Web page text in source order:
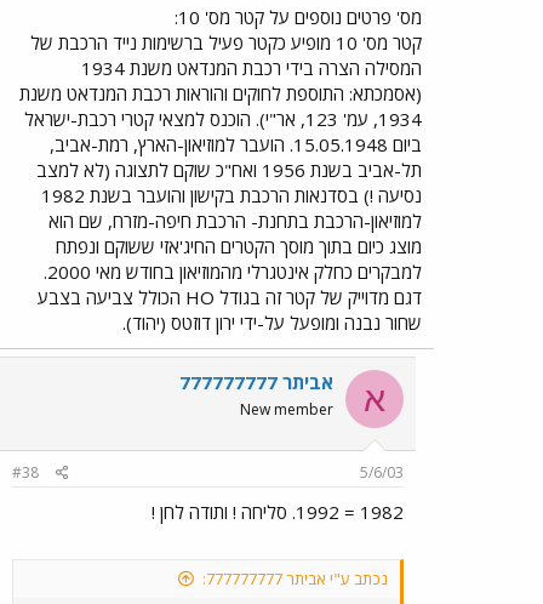
6-0 ומיכלי מים ודלק על הקטר עצמו (מה שמכונה קטר 'טנק')
במשך שירותם השתתפו קטרים מסוג זה בכל העבודות
האפשריות ברכבת החג'אזית -הקמת הקווים, רכבות בקו הראשי,
הרכבת הרשמית הראשונה שהגיעה לתחנת באר שבע, רכבת
סיור מיוחדת אחרי מלחמת העולם הראשונה לאורך הקו לדרום
ירדן ולסעודיה, עיתוק בכל הרשת וכיו"ב. חלק מהם קיבלו
בתקופת הבריטים טנדר (עגלה לפחם ולמים) שנלקח מקטרים
גדולים יותר ושימש להארכת טווח הנסיעה. קטר מספר היה
קטר הקיטור היחיד שניצל מגריטה בשנות ה-60 על-ידי רכבת
ישראל, זאת מפני שמוזיאון ארץ ישראל בתל אביב ביקש וקיבל
אותו לאוסף שלו. בתחילת שנות ה-90 עשתה הרכבת עסקה
עם מוזיאון הארץ ובתמורה ליחידה של קרונוע אסלינגן ומספר
פריטים נוספים קיבלה בחזרה הקטר ששופץ (אם אפשר לקרוא
לזה 'שיפוץ') בהתנדבות בסדנאות הרבת בקישון לפני הכנסתו
למוזיאון הרכבת. (ואביתר ייתקן את הנתונים וישלים את החסר,
מס' פרטים נוספים על קטר מס' 10:
קטר מס' 10 מופיע כקטר פעיל ברשימות נייד הרכבת של
המסילה הצרה בידי רכבת המנדאט משנת 1934
(אסמכתא: התוספת לחוקים והוראות רכבת המנדאט משנת
1934, עמ' 123, אר"י). הוכנס למצאי קטרי רכבת-ישראל
ביום 15.05.1948. הועבר למוזיאון-הארץ, רמת-אביב,
תל-אביב בשנת 1956 ואח"כ שוקם לתצוגה (לא למצב
נסיעה !) בסדנאות הרכבת בקישון והועבר בשנת 1982
למוזיאון-הרכבת בתחנת- הרכבת חיפה-מזרח, שם הוא
מוצג כיום בתוך מוסך הקטרים החיג'אזי ששוקם ונפתח
למבקרים כחלק אינטגרלי מהמוזיאון בחודש מאי 2000.
דגם מדוייק של קטר זה בגודל HO הכולל צביעה בצבע
שחור נבנה ומופעל על-ידי ירון דוזטס (יהוד).
א אביתר 777777777
New member
5/6/03
#38
1982 = 1992. סליחה ! ותודה לחן !
נכתב ע"י אביתר 777777777: